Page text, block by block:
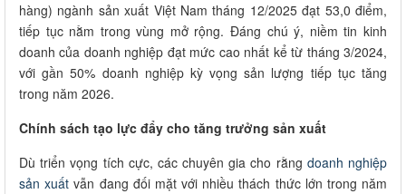
hàng) ngành sản xuất Việt Nam tháng 12/2025 đạt 53,0 điểm,
tiếp tục nằm trong vùng mở rộng. Đáng chú ý, niềm tin kinh
doanh của doanh nghiệp đạt mức cao nhất kể từ tháng 3/2024,
với gần 50% doanh nghiệp kỳ vọng sản lượng tiếp tục tăng
trong năm 2026.
Chính sách tạo lực đẩy cho tăng trưởng sản xuất
Dù triển vọng tích cực, các chuyên gia cho rằng doanh nghiệp
sản xuất vẫn đang đối mặt với nhiều thách thức lớn trong năm